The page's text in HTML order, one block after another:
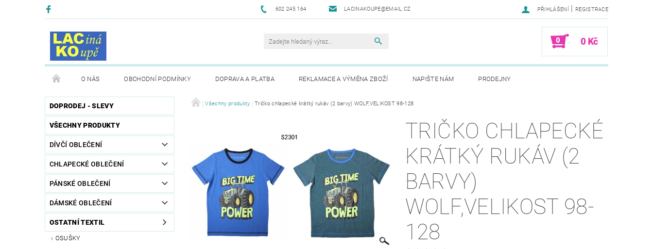
602 245 164 LACINAKOUPE@EMAIL.CZ PŘIHLÁŠENÍ | REGISTRACE
0 0 Kč
O NÁS OBCHODNÍ PODMÍNKY DOPRAVA A PLATBA REKLAMACE A VÝMĚNA ZBOŽÍ NAPIŠTE NÁM PRODEJNY
DOPRODEJ - SLEVY
VŠECHNY PRODUKTY
DÍVČÍ OBLEČENÍ
CHLAPECKÉ OBLEČENÍ
PÁNSKÉ OBLEČENÍ
DÁMSKÉ OBLEČENÍ
OSTATNÍ TEXTIL
OSUŠKY
Všechny produkty Tričko chlapecké krátký rukáv (2 barvy) WOLF,VELIKOST 98-128
TRIČKO CHLAPECKÉ
KRÁTKÝ RUKÁV (2
BARVY)
WOLF,VELIKOST 98-
128